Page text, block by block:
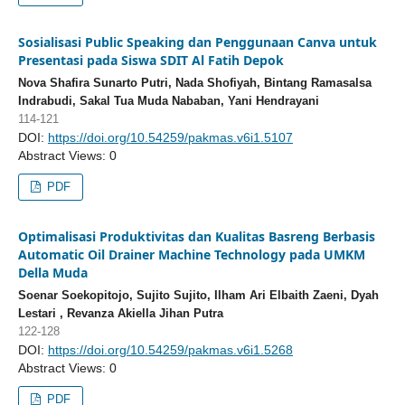
Sosialisasi Public Speaking dan Penggunaan Canva untuk
Presentasi pada Siswa SDIT Al Fatih Depok
Nova Shafira Sunarto Putri, Nada Shofiyah, Bintang Ramasalsa
Indrabudi, Sakal Tua Muda Nababan, Yani Hendrayani
114-121
DOI: https://doi.org/10.54259/pakmas.v6i1.5107
Abstract Views: 0
PDF
Optimalisasi Produktivitas dan Kualitas Basreng Berbasis
Automatic Oil Drainer Machine Technology pada UMKM
Della Muda
Soenar Soekopitojo, Sujito Sujito, Ilham Ari Elbaith Zaeni, Dyah
Lestari , Revanza Akiella Jihan Putra
122-128
DOI: https://doi.org/10.54259/pakmas.v6i1.5268
Abstract Views: 0
PDF